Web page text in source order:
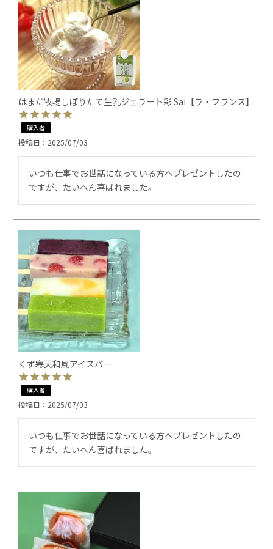
はまだ牧場しぼりたて生乳ジェラート彩 Sai【ラ・フランス】
購入者
投稿日 2025/07/03
いつも仕事でお世話になっている方へプレゼントしたの
ですが、たいへん喜ばれました。
くず寒天和風アイスバー
購入者
投稿日 2025/07/03
いつも仕事でお世話になっている方へプレゼントしたの
ですが、たいへん喜ばれました。